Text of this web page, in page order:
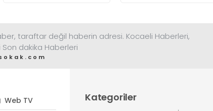
taraftar değil haberin adresi. Kocaeli Haberleri,
dakika Haberleri
Web TV Kategoriler